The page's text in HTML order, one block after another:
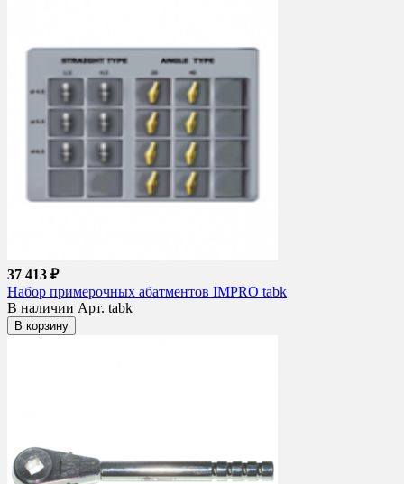
37 413 ₽
Набор примерочных абатментов IMPRO tabk
В наличии Арт. tabk
В корзину